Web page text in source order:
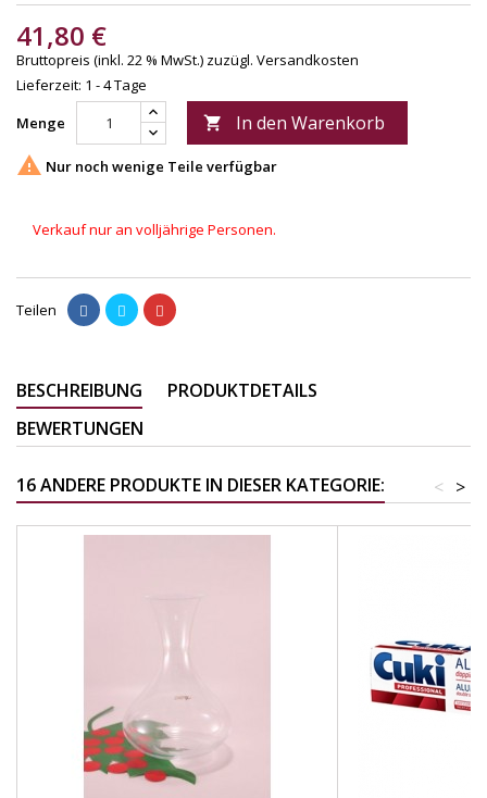
41,80 €
Bruttopreis (inkl. 22 % MwSt.) zuzügl. Versandkosten
Lieferzeit: 1 - 4 Tage
Menge
 In den Warenkorb
 Nur noch wenige Teile verfügbar
Verkauf nur an volljährige Personen.
Teilen
BESCHREIBUNG
PRODUKTDETAILS
BEWERTUNGEN
16 ANDERE PRODUKTE IN DIESER KATEGORIE: >
<